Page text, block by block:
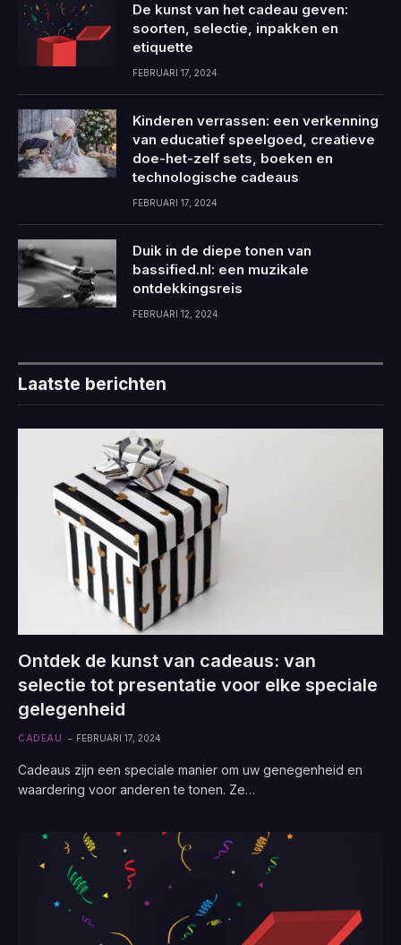
De kunst van het cadeau geven:
soorten, selectie, inpakken en
etiquette
FEBRUARI 17, 2024
Kinderen verrassen: een verkenning
van educatief speelgoed, creatieve
doe-het-zelf sets, boeken en
technologische cadeaus
FEBRUARI 17, 2024
Duik in de diepe tonen van
bassified.nl: een muzikale
ontdekkingsreis
FEBRUARI 12, 2024
Laatste berichten
Ontdek de kunst van cadeaus: van
selectie tot presentatie voor elke speciale
gelegenheid
CADEAU FEBRUARI 17, 2024
Cadeaus zijn een speciale manier om uw genegenheid en
waardering voor anderen te tonen. Ze…